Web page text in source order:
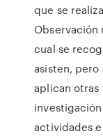
que se
Observación
cual se
asisten, pero
aplican otras
actividades